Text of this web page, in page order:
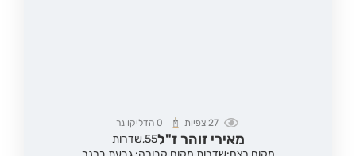
27 צפיות 0 הדליקו נר
מאירי זוהר ז"ל55, שדרות